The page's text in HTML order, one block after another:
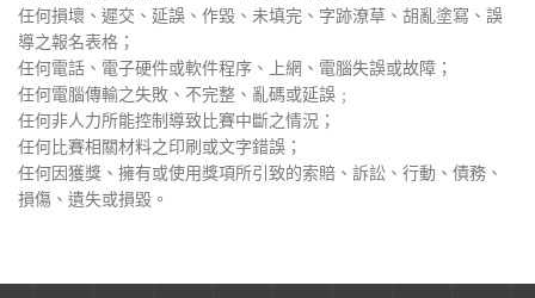
任何損壞、遲交、延誤、作毀、未填完、字跡潦草、胡亂塗寫、誤
導之報名表格；
任何電話、電子硬件或軟件程序、上網、電腦失誤或故障；
任何電腦傳輸之失敗、不完整、亂碼或延誤﹔
任何非人力所能控制導致比賽中斷之情況；
任何比賽相關材料之印刷或文字錯誤；
任何因獲獎、擁有或使用獎項所引致的索賠、訴訟、行動、債務、
損傷、遺失或損毀。